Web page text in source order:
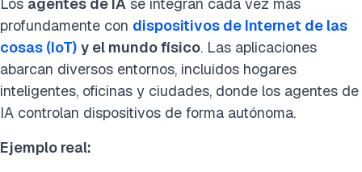
profundamente con dispositivos de Internet de las
cosas (IoT) y el mundo físico. Las aplicaciones
abarcan diversos entornos, incluidos hogares
inteligentes, oficinas y ciudades, donde los agentes de
IA controlan dispositivos de forma autónoma.
Ejemplo real: